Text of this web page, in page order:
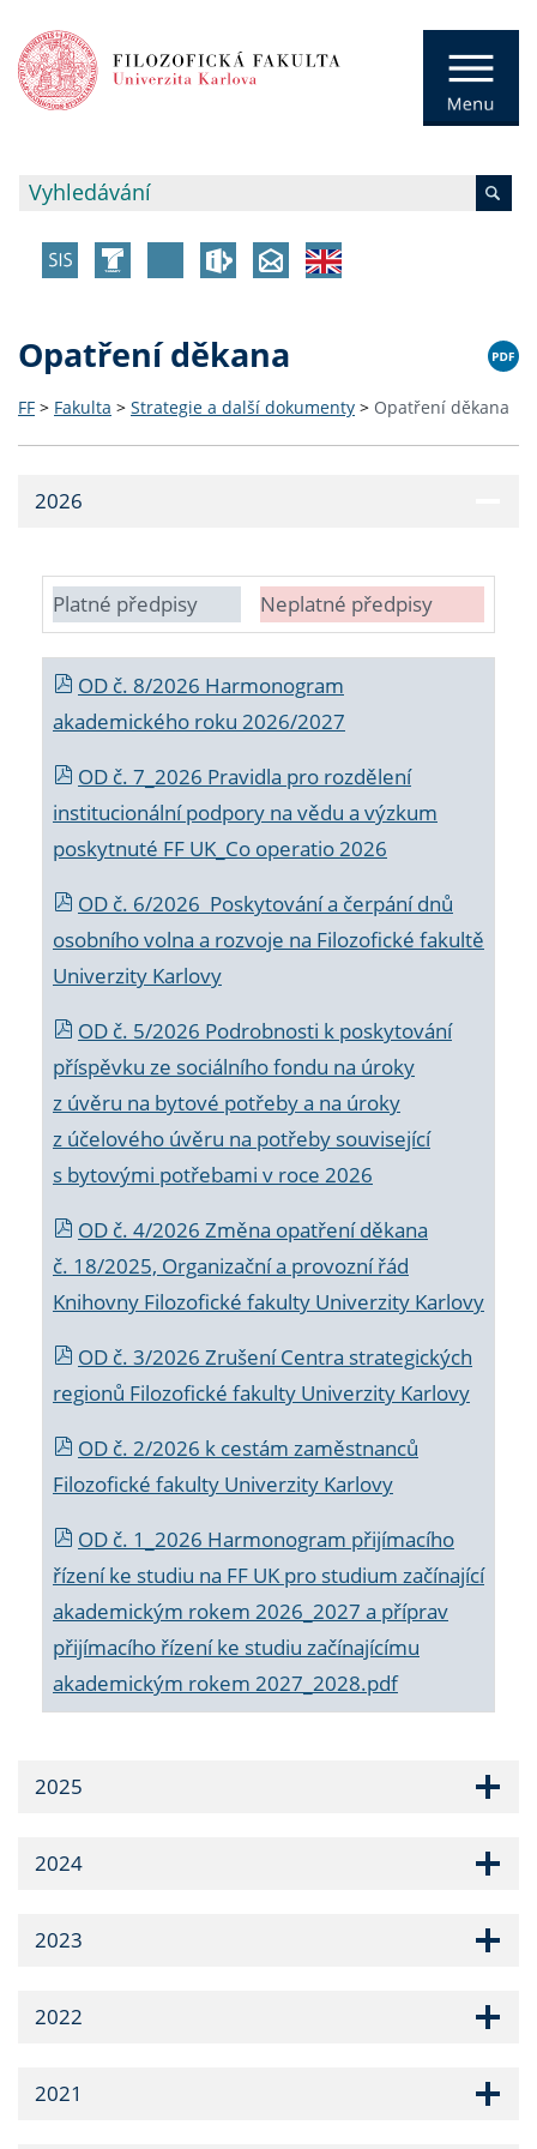
Opatření děkana
FF > Fakulta > Strategie a další dokumenty > Opatření děkana
2026
Platné předpisy Neplatné předpisy
OD č. 8/2026 Harmonogram
akademického roku 2026/2027
OD č. 7_2026 Pravidla pro rozdělení
institucionální podpory na vědu a výzkum
poskytnuté FF UK_Co operatio 2026
OD č. 6/2026 Poskytování a čerpání dnů
osobního volna a rozvoje na Filozofické fakultě
Univerzity Karlovy
OD č. 5/2026 Podrobnosti k poskytování
příspěvku ze sociálního fondu na úroky
z úvěru na bytové potřeby a na úroky
z účelového úvěru na potřeby související
s bytovými potřebami v roce 2026
OD č. 4/2026 Změna opatření děkana
č. 18/2025, Organizační a provozní řád
Knihovny Filozofické fakulty Univerzity Karlovy
OD č. 3/2026 Zrušení Centra strategických
regionů Filozofické fakulty Univerzity Karlovy
OD č. 2/2026 k cestám zaměstnanců
Filozofické fakulty Univerzity Karlovy
OD č. 1_2026 Harmonogram přijímacího
řízení ke studiu na FF UK pro studium začínající
akademickým rokem 2026_2027 a příprav
přijímacího řízení ke studiu začínajícímu
akademickým rokem 2027_2028.pdf
2025
2024
2023
2022
2021